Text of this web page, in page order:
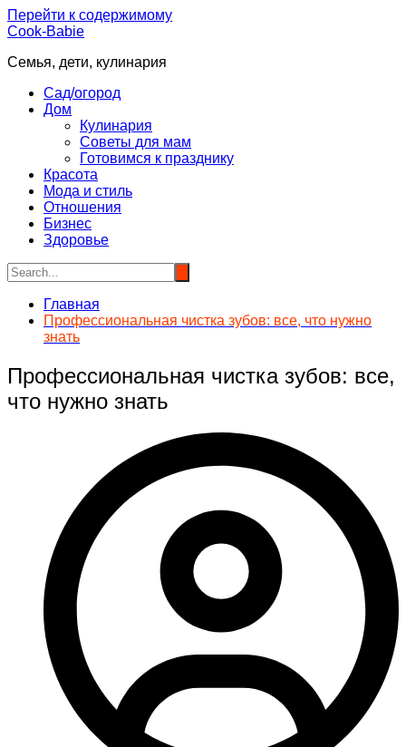
Перейти к содержимому
Cook-Babie
Семья, дети, кулинария
Сад/огород
Дом
Кулинария
Советы для мам
Готовимся к празднику
Красота
Мода и стиль
Отношения
Бизнес
Здоровье
Главная
Профессиональная чистка зубов: все, что нужно
знать
Профессиональная чистка зубов: все,
что нужно знать